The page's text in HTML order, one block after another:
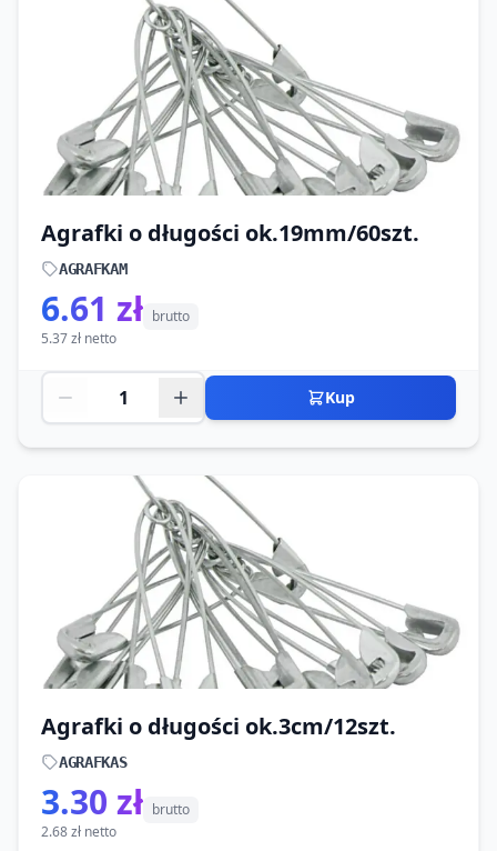
Agrafki o długości ok.19mm/60szt.
AGRAFKAM
6.61 zł brutto
5.37 zł netto
Kup
Agrafki o długości ok.3cm/12szt.
AGRAFKAS
3.30 zł brutto
2.68 zł netto